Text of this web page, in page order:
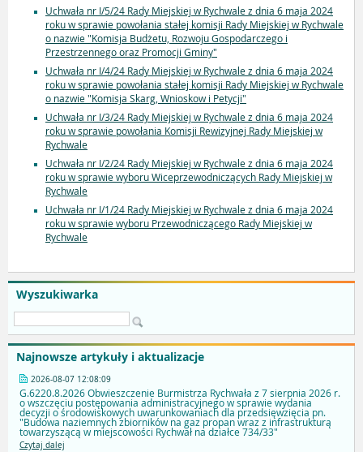
Wyszukiwarka
Najnowsze artykuły i aktualizacje
2026-08-07 12:08:09
G.6220.8.2026 Obwieszczenie Burmistrza Rychwała z 7 sierpnia 2026 r.
o wszczęciu postępowania administracyjnego w sprawie wydania
decyzji o środowiskowych uwarunkowaniach dla przedsięwzięcia pn.
"Budowa naziemnych zbiorników na gaz propan wraz z infrastrukturą
towarzyszącą w miejscowości Rychwał na działce 734/33"
Czytaj dalej
Uchwała nr I/5/24 Rady Miejskiej w Rychwale z dnia 6 maja 2024
roku w sprawie powołania stałej komisji Rady Miejskiej w Rychwale
o nazwie "Komisja Budżetu, Rozwoju Gospodarczego i
Przestrzennego oraz Promocji Gminy"
Uchwała nr I/4/24 Rady Miejskiej w Rychwale z dnia 6 maja 2024
roku w sprawie powołania stałej komisji Rady Miejskiej w Rychwale
o nazwie "Komisja Skarg, Wnioskow i Petycji"
Uchwała nr I/3/24 Rady Miejskiej w Rychwale z dnia 6 maja 2024
roku w sprawie powołania Komisji Rewizyjnej Rady Miejskiej w
Rychwale
Uchwała nr I/2/24 Rady Miejskiej w Rychwale z dnia 6 maja 2024
roku w sprawie wyboru Wiceprzewodniczących Rady Miejskiej w
Rychwale
Uchwała nr I/1/24 Rady Miejskiej w Rychwale z dnia 6 maja 2024
roku w sprawie wyboru Przewodniczącego Rady Miejskiej w
Rychwale